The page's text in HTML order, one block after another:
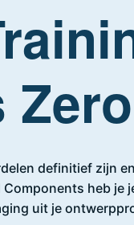
definitief zijn
heb je
uit je